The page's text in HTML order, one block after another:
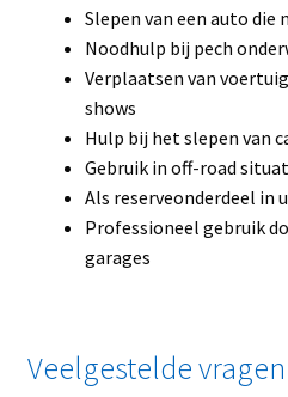
Slepen van een auto die
Noodhulp bij pech
Verplaatsen van
shows
Hulp bij het slepen van
Gebruik in off-road
Als reserveonderdeel in
Professioneel gebruik
garages
Veelgestelde vragen